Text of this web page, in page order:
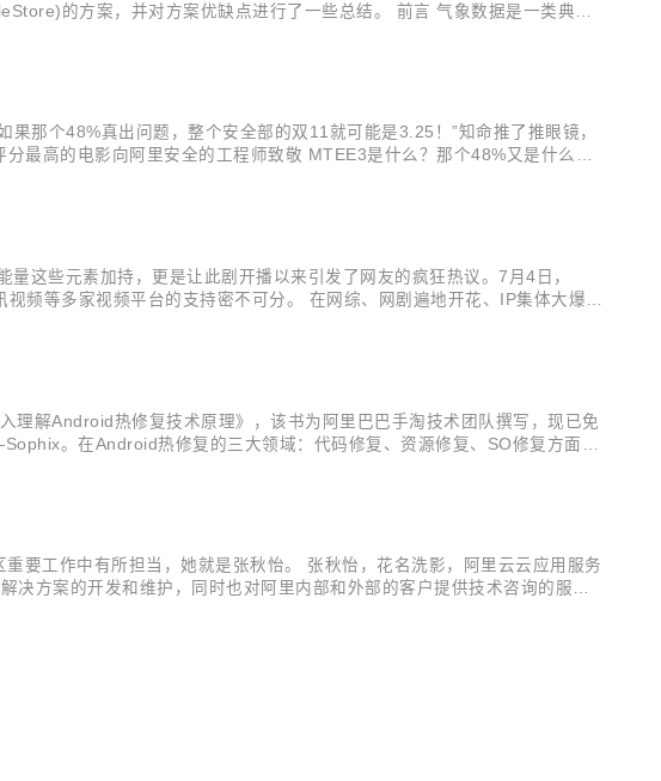
的方案，并对方案优缺点进行了一些总结。 前言 气象数据是一类典型
那个48%真出问题，整个安全部的双11就可能是3.25！”知命推了推眼镜，
最高的电影向阿里安全的工程师致敬 MTEE3是什么？那个48%又是什么
这些元素加持，更是让此剧开播以来引发了网友的疯狂热议。7月4日，
频等多家视频平台的支持密不可分。 在网综、网剧遍地开花、IP集体大爆发
解Android热修复技术原理》，该书为阿里巴巴手淘技术团队撰写，现已免
。在Android热修复的三大领域：代码修复、资源修复、SO修复方面，
要工作中有所担当，她就是张秋怡。 张秋怡，花名洗影，阿里云云应用服务
方案的开发和维护，同时也对阿里内部和外部的客户提供技术咨询的服